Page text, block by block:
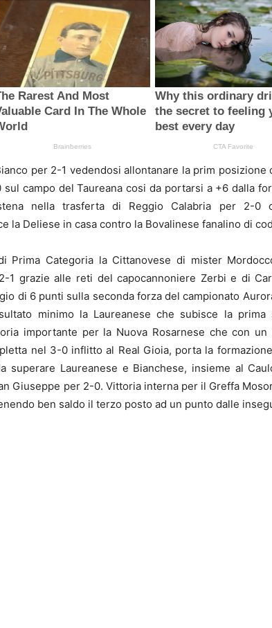
per 2-1 vedendosi allontanare la prim posizione
campo del Taureana cosi da portarsi a +6 dalla
nella trasferta di Reggio Calabria per 2-0
la Deliese in casa contro la Bovalinese fanalino di
Prima Categoria la Cittanovese di mister
1 grazie alle reti del capocannoniere Zerbi e di
di 6 punti sulla seconda forza del campionato
minimo la Laureanese che subisce la prima
importante per la Nuova Rosarnese che con un
nel 3-0 inflitto al Real Gioia, porta la
superare Laureanese e Bianchese, insieme al
Giuseppe per 2-0. Vittoria interna per il Greffa
ben saldo il terzo posto ad un punto dalle